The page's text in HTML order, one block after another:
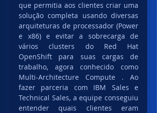
que permitia aos clientes criar uma
solução completa usando diversas
arquiteturas de processador (Power
e x86) e evitar a sobrecarga de
vários clusters do Red Hat
OpenShift para suas cargas de
trabalho, agora conhecido como
Multi-Architecture Compute . Ao
fazer parceria com IBM Sales e
Technical Sales, a equipe conseguiu
entender quais clientes eram